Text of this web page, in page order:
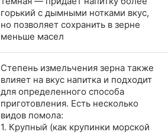
горький с дымными нотками вкус,
но позволяет сохранить в зерне
меньше масел
Степень измельчения зерна также
влияет на вкус напитка и подходит
для определенного способа
приготовления. Есть несколько
видов помола:
1. Крупный (как крупинки морской